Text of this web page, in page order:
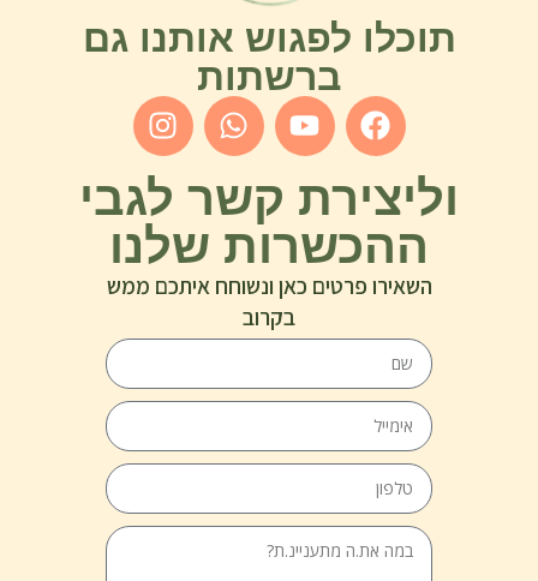
תוכלו לפגוש אותנו גם
ברשתות
וליצירת קשר לגבי
ההכשרות שלנו
השאירו פרטים כאן ונשוחח איתכם ממש
בקרוב